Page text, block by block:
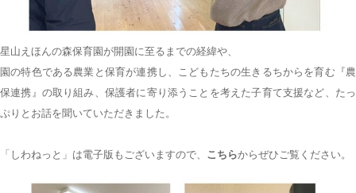
星山えほんの森保育園が開園に至るまでの経緯や、
園の特色である農業と保育が連携し、こどもたちの生きるちからを育む『農
保連携』の取り組み、保護者に寄り添うことを考えた子育て支援など、たっ
ぷりとお話を聞いていただきました。
「しわねっと」は電子版もございますので、 こちらからぜひご覧ください。